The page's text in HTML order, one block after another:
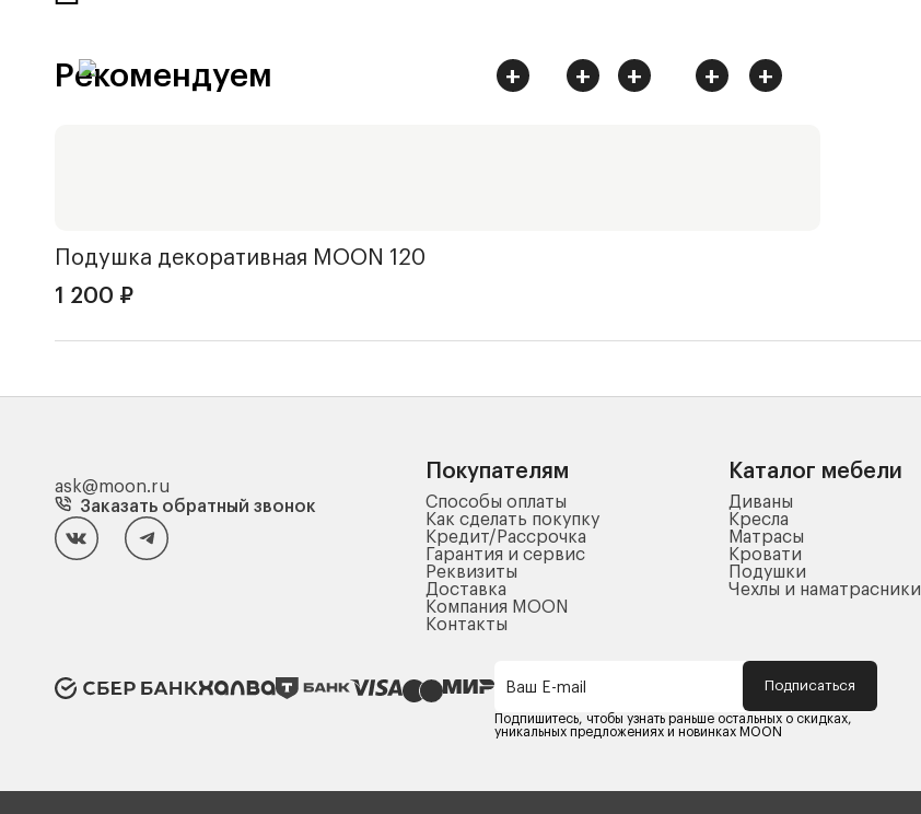
+ +
+
+
+
Рекомендуем
Подушка декоративная MOON 120
1 200 ₽
ask@moon.ru
Заказать обратный звонок
Покупателям
Способы оплаты
Как сделать покупку
Кредит/Рассрочка
Гарантия и сервис
Реквизиты
Доставка
Компания MOON
Контакты
Каталог мебели
Диваны
Кресла
Матрасы
Кровати
Подушки
Чехлы и наматрасники
Ваш E-mail Подписаться
Подпишитесь, чтобы узнать раньше остальных о скидках,
уникальных предложениях и новинках MOON